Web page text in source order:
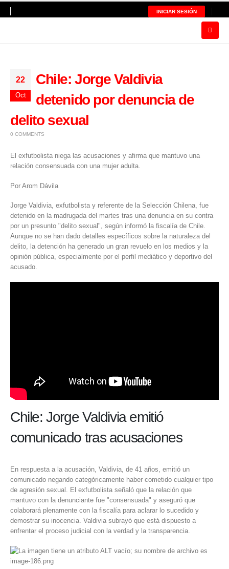
INICIAR SESIÓN
22
Oct
Chile: Jorge Valdivia
detenido por denuncia de
delito sexual
0 COMMENTS
El exfutbolista niega las acusaciones y afirma que mantuvo una
relación consensuada con una mujer adulta.
Por Arom Dávila
Jorge Valdivia, exfutbolista y referente de la Selección Chilena, fue
detenido en la madrugada del martes tras una denuncia en su contra
por un presunto "delito sexual", según informó la fiscalía de Chile.
Aunque no se han dado detalles específicos sobre la naturaleza del
delito, la detención ha generado un gran revuelo en los medios y la
opinión pública, especialmente por el perfil mediático y deportivo del
acusado.
Chile: Jorge Valdivia emitió
comunicado tras acusaciones
En respuesta a la acusación, Valdivia, de 41 años, emitió un
comunicado negando categóricamente haber cometido cualquier tipo
de agresión sexual. El exfutbolista señaló que la relación que
mantuvo con la denunciante fue "consensuada" y aseguró que
colaborará plenamente con la fiscalía para aclarar lo sucedido y
demostrar su inocencia. Valdivia subrayó que está dispuesto a
enfrentar el proceso judicial con la verdad y la transparencia.